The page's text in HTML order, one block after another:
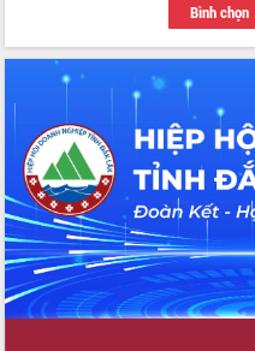
du khách thông qua Hệ thống cơ sở dữ
Tập huấn ứng dụng trí tuệ nhân tạo (AI)
trong thương mại điện tử năm 2026
Đoàn đại biểu Quốc hội tỉnh Đắk Lắk
trao đổi thông tin trước Kỳ họp thứ
nhất, Quốc hội khóa XVI
Quyết liệt cải cách hành chính, khơi
thông nguồn lực phát triển
Nâng cao hiệu lực, hiệu quả HĐND
tỉnh thông qua hiện đại hóa hành chính
Xã Ea Phê gắn cải cách hành chính với
Bình chọn